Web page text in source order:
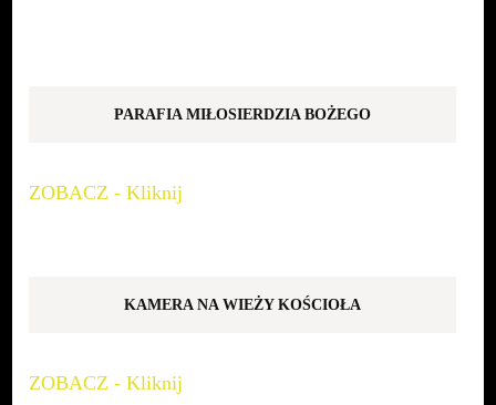
PARAFIA MIŁOSIERDZIA BOŻEGO
ZOBACZ - Kliknij
KAMERA NA WIEŻY KOŚCIOŁA
ZOBACZ - Kliknij